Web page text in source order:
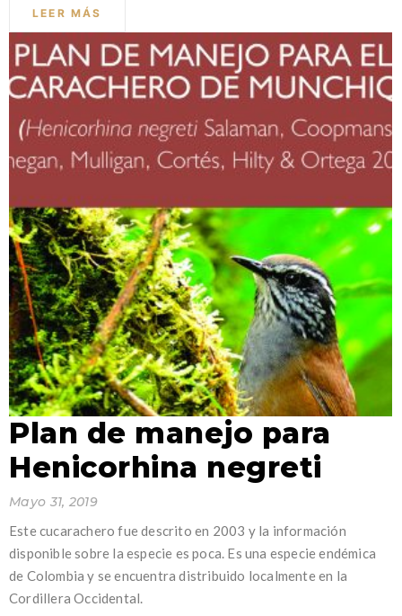
LEER MÁS
Plan de manejo para
Henicorhina negreti
Mayo 31, 2019
Este cucarachero fue descrito en 2003 y la información
disponible sobre la especie es poca. Es una especie endémica
de Colombia y se encuentra distribuido localmente en la
Cordillera Occidental.